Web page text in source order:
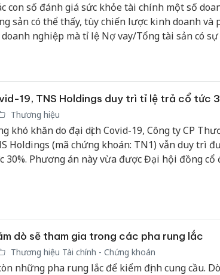
con số đánh giá sức khỏe tài chính một số
sản có thể thấy, tùy chiến lược kinh doanh và
nghiệp mà tỉ lệ Nợ vay/Tổng tài sản có sự
19, TNS Holdings duy trì tỉ lệ trả cổ tức
Thương hiệu
khó khăn do đại dịch Covid-19, Công ty CP
Holdings (mã chứng khoán: TN1) vẫn duy trì
30%. Phương án này vừa được Đại hội đồng cổ
dò sẽ tham gia trong các pha rung lắc
Thương hiệu Tài chính - Chứng khoán
những pha rung lắc để kiểm định cung cầu.